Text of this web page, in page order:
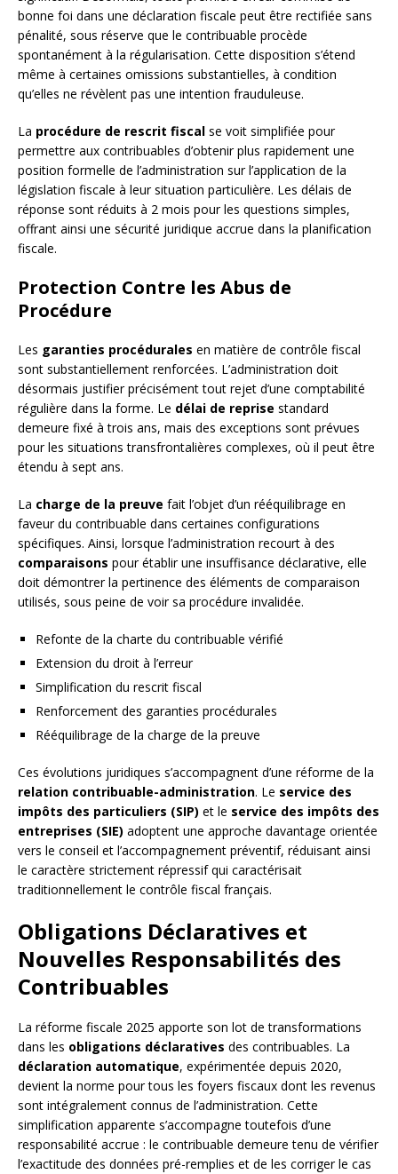
bonne foi dans une déclaration fiscale peut être rectifiée sans
pénalité, sous réserve que le contribuable procède
spontanément à la régularisation. Cette disposition s’étend
même à certaines omissions substantielles, à condition
qu’elles ne révèlent pas une intention frauduleuse.
La procédure de rescrit fiscal se voit simplifiée pour
permettre aux contribuables d’obtenir plus rapidement une
position formelle de l’administration sur l’application de la
législation fiscale à leur situation particulière. Les délais de
réponse sont réduits à 2 mois pour les questions simples,
offrant ainsi une sécurité juridique accrue dans la planification
fiscale.
Protection Contre les Abus de
Procédure
Les garanties procédurales en matière de contrôle fiscal
sont substantiellement renforcées. L’administration doit
désormais justifier précisément tout rejet d’une comptabilité
régulière dans la forme. Le délai de reprise standard
demeure fixé à trois ans, mais des exceptions sont prévues
pour les situations transfrontalières complexes, où il peut être
étendu à sept ans.
La charge de la preuve fait l’objet d’un rééquilibrage en
faveur du contribuable dans certaines configurations
spécifiques. Ainsi, lorsque l’administration recourt à des
comparaisons pour établir une insuffisance déclarative, elle
doit démontrer la pertinence des éléments de comparaison
utilisés, sous peine de voir sa procédure invalidée.
Refonte de la charte du contribuable vérifié
Extension du droit à l’erreur
Simplification du rescrit fiscal
Renforcement des garanties procédurales
Rééquilibrage de la charge de la preuve
Ces évolutions juridiques s’accompagnent d’une réforme de la
relation contribuable-administration. Le service des
impôts des particuliers (SIP) et le service des impôts des
entreprises (SIE) adoptent une approche davantage orientée
vers le conseil et l’accompagnement préventif, réduisant ainsi
le caractère strictement répressif qui caractérisait
traditionnellement le contrôle fiscal français.
Obligations Déclaratives et
Nouvelles Responsabilités des
Contribuables
La réforme fiscale 2025 apporte son lot de transformations
dans les obligations déclaratives des contribuables. La
déclaration automatique, expérimentée depuis 2020,
devient la norme pour tous les foyers fiscaux dont les revenus
sont intégralement connus de l’administration. Cette
simplification apparente s’accompagne toutefois d’une
responsabilité accrue : le contribuable demeure tenu de vérifier
l’exactitude des données pré-remplies et de les corriger le cas